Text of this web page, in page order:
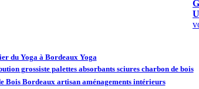
du Yoga à Bordeaux Yoga
grossiste palettes absorbants sciures charbon de bois
Bois Bordeaux artisan aménagements intérieurs